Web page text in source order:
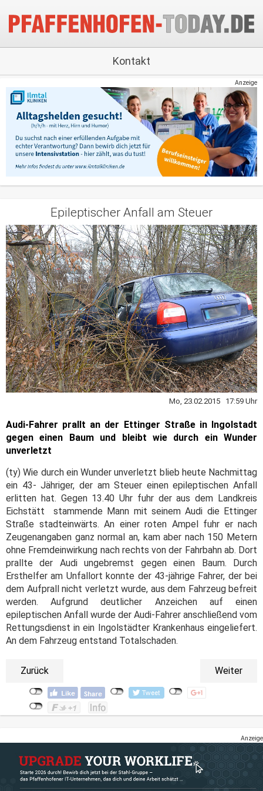
Kontakt
Anzeige
Epileptischer Anfall am Steuer
Mo, 23.02.2015 17:59 Uhr
Audi-Fahrer prallt an der Ettinger Straße in Ingolstadt
gegen einen Baum und bleibt wie durch ein Wunder
unverletzt
(ty) Wie durch ein Wunder unverletzt blieb heute Nachmittag
ein 43- Jähriger, der am Steuer einen epileptischen Anfall
erlitten hat. Gegen 13.40 Uhr fuhr der aus dem Landkreis
Eichstätt stammende Mann mit seinem Audi die Ettinger
Straße stadteinwärts. An einer roten Ampel fuhr er nach
Zeugenangaben ganz normal an, kam aber nach 150 Metern
ohne Fremdeinwirkung nach rechts von der Fahrbahn ab. Dort
prallte der Audi ungebremst gegen einen Baum. Durch
Ersthelfer am Unfallort konnte der 43-jährige Fahrer, der bei
dem Aufprall nicht verletzt wurde, aus dem Fahrzeug befreit
werden. Aufgrund deutlicher Anzeichen auf einen
epileptischen Anfall wurde der Audi-Fahrer anschließend vom
Rettungsdienst in ein Ingolstädter Krankenhaus eingeliefert.
An dem Fahrzeug entstand Totalschaden.
Zurück Weiter
Anzeige